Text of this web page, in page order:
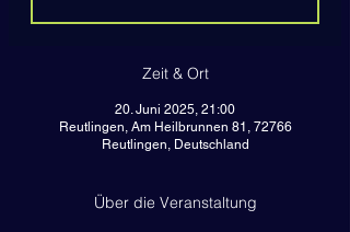
Zeit & Ort
20. Juni 2025, 21:00
Reutlingen, Am Heilbrunnen 81, 72766
Reutlingen, Deutschland
Über die Veranstaltung